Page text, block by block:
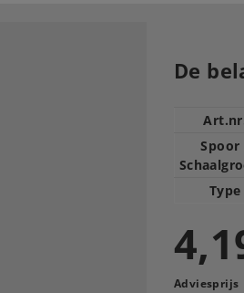
De
Spoor
Type
Adviesprijs